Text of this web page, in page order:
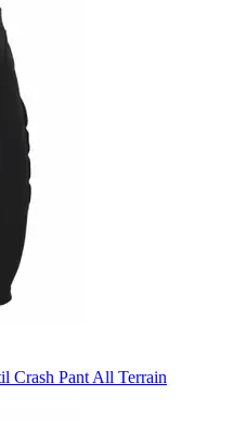
Crash Pant All Terrain